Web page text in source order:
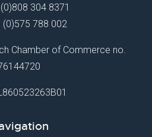
304 8371
(0)575 788 002
Chamber of Commerce no.